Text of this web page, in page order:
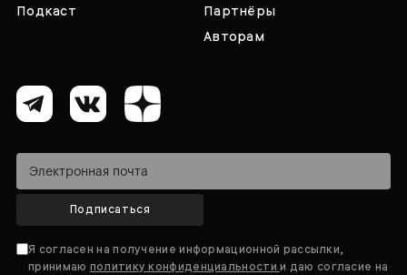
Подкаст
Партнёры
Авторам
Подписаться
Я согласен на получение информационной рассылки,
принимаю политику конфиденциальностии даю согласие на